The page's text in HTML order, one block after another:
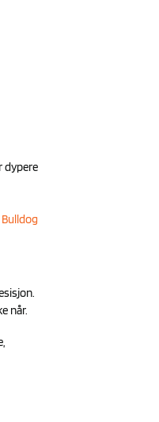
dypere
Bulldog
når.